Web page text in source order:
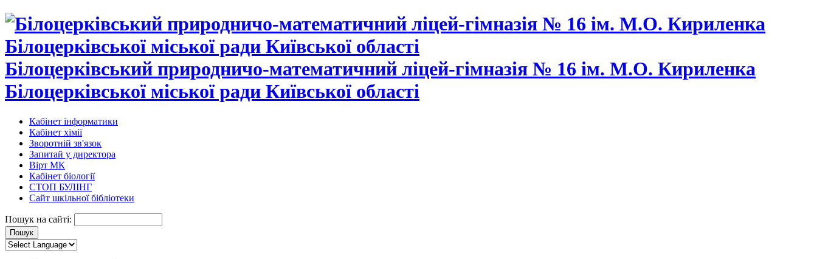
Білоцерківський природничо-математичний ліцей-гімназія № 16 ім. М.О. Кириленка
Білоцерківської міської ради Київської області
Кабінет інформатики
Кабінет хімії
Зворотній зв'язок
Запитай у директора
Вірт МК
Кабінет біології
СТОП БУЛІНГ
Сайт шкільної бібліотеки
Пошук на сайті: